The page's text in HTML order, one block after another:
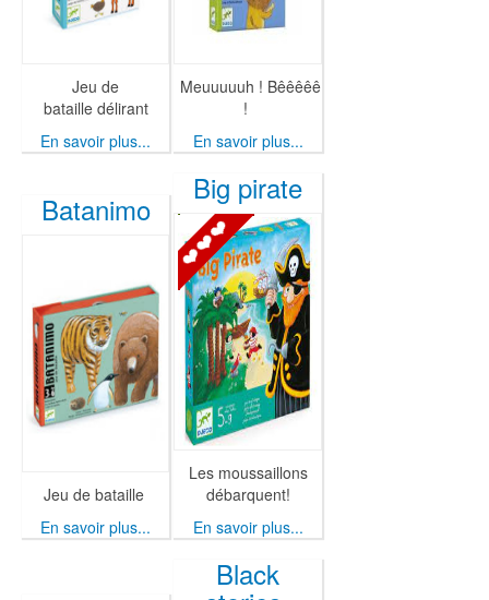
Jeu de
bataille délirant
En savoir plus...
Meuuuuuh ! Bêêêêê
!
En savoir plus...
Batanimo
Jeu de bataille
En savoir plus...
Big pirate
Les moussaillons
débarquent!
En savoir plus...
Black